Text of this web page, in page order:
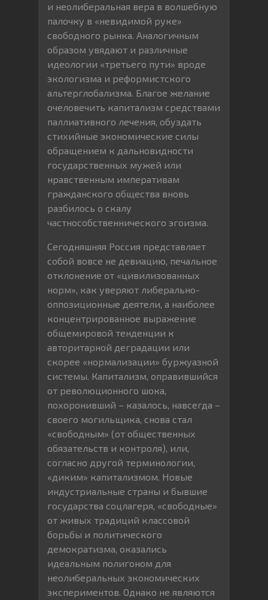
и неолиберальная вера в волшебную
палочку в «невидимой руке»
свободного рынка. Аналогичным
образом увядают и различные
идеологии «третьего пути» вроде
экологизма и реформистского
альтерглобализма. Благое желание
очеловечить капитализм средствами
паллиативного лечения, обуздать
стихийные экономические силы
обращением к дальновидности
государственных мужей или
нравственным императивам
гражданского общества вновь
разбилось о скалу
частнособственнического эгоизма.
Сегодняшняя Россия представляет
собой вовсе не девиацию, печальное
отклонение от «цивилизованных
норм», как уверяют либерально-
оппозиционные деятели, а наиболее
концентрированное выражение
общемировой тенденции к
авторитарной деградации или
скорее «нормализации» буржуазной
системы. Капитализм, оправившийся
от революционного шока,
похоронивший – казалось, навсегда –
своего могильщика, снова стал
«свободным» (от общественных
обязательств и контроля), или,
согласно другой терминологии,
«диким» капитализмом. Новые
индустриальные страны и бывшие
государства соцлагеря, «свободные»
от живых традиций классовой
борьбы и политического
демократизма, оказались
идеальным полигоном для
неолиберальных экономических
экспериментов. Однако не являются